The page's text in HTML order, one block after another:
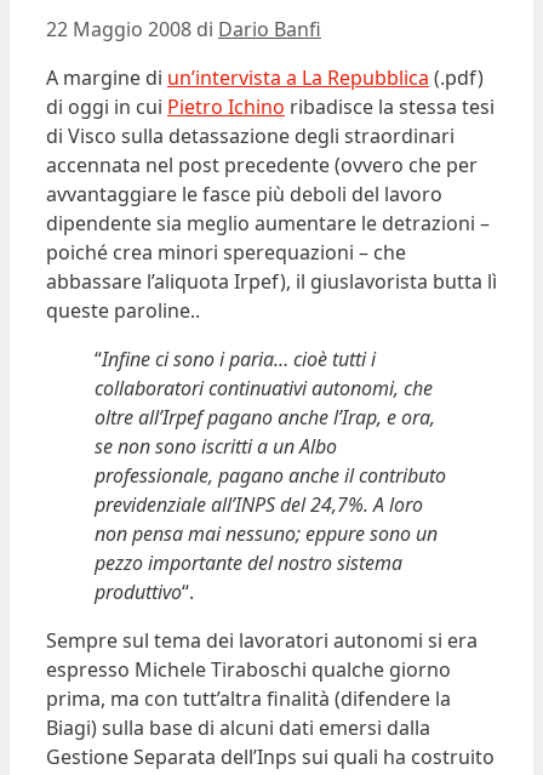
22 Maggio 2008 di Dario Banfi
A margine di un’intervista a La Repubblica (.pdf)
di oggi in cui Pietro Ichino ribadisce la stessa tesi
di Visco sulla detassazione degli straordinari
accennata nel post precedente (ovvero che per
avvantaggiare le fasce più deboli del lavoro
dipendente sia meglio aumentare le detrazioni –
poiché crea minori sperequazioni – che
abbassare l’aliquota Irpef), il giuslavorista butta lì
queste paroline..
“Infine ci sono i paria… cioè tutti i
collaboratori continuativi autonomi, che
oltre all’Irpef pagano anche l’Irap, e ora,
se non sono iscritti a un Albo
professionale, pagano anche il contributo
previdenziale all’INPS del 24,7%. A loro
non pensa mai nessuno; eppure sono un
pezzo importante del nostro sistema
produttivo“.
Sempre sul tema dei lavoratori autonomi si era
espresso Michele Tiraboschi qualche giorno
prima, ma con tutt’altra finalità (difendere la
Biagi) sulla base di alcuni dati emersi dalla
Gestione Separata dell’Inps sui quali ha costruito